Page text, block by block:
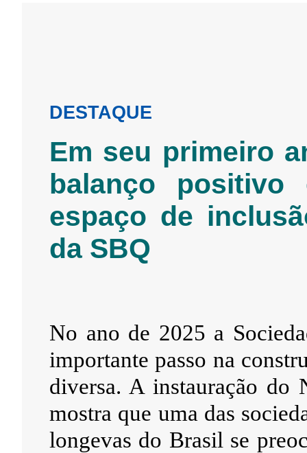
DESTAQUE
Em seu primeiro
balanço
espaço de
da SBQ
No ano de 2025 a
importante passo na
diversa. A instauração do
mostra que uma das
longevas do Brasil se